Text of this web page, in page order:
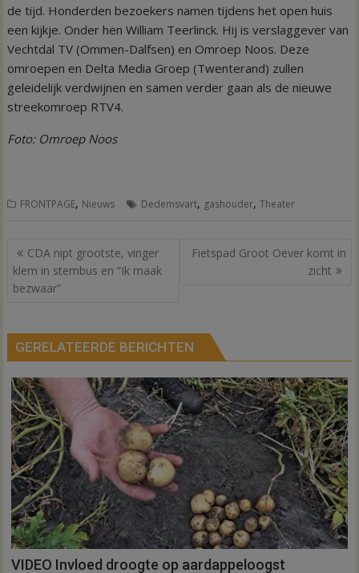
de tijd. Honderden bezoekers namen tijdens het open huis
een kijkje. Onder hen William Teerlinck. Hij is verslaggever van
Vechtdal TV (Ommen-Dalfsen) en Omroep Noos. Deze
omroepen en Delta Media Groep (Twenterand) zullen
geleidelijk verdwijnen en samen verder gaan als de nieuwe
streekomroep RTV4.
Foto: Omroep Noos
FRONTPAGE, Nieuws Dedemsvart, gashouder,Theater
Bericht
navigatie
CDA nipt grootste, vinger
klem in stembus en “Ik maak
bezwaar”
Fietspad Groot Oever komt in
zicht
GERELATEERDE BERICHTEN
VIDEO Invloed droogte op aardappeloogst